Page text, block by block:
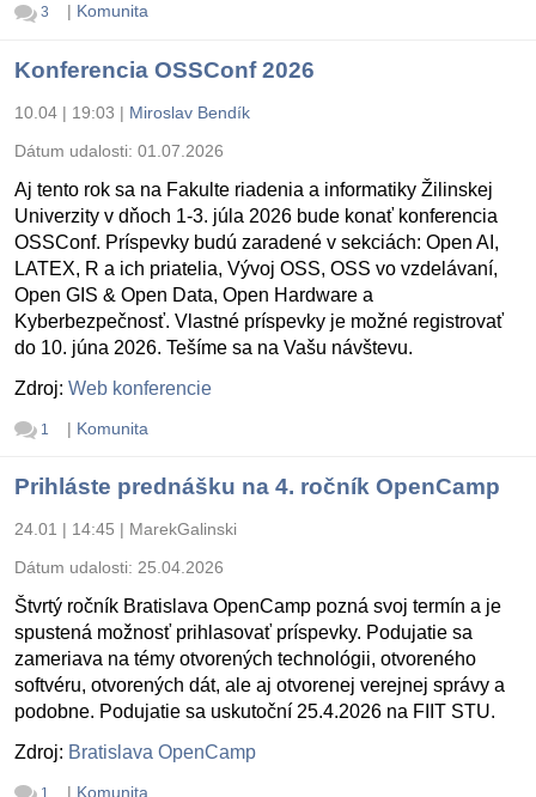
3 | Komunita
Konferencia OSSConf 2026
10.04 | 19:03 | Miroslav Bendík
Dátum udalosti: 01.07.2026
Aj tento rok sa na Fakulte riadenia a informatiky Žilinskej
Univerzity v dňoch 1-3. júla 2026 bude konať konferencia
OSSConf. Príspevky budú zaradené v sekciách: Open AI,
LATEX, R a ich priatelia, Vývoj OSS, OSS vo vzdelávaní,
Open GIS & Open Data, Open Hardware a
Kyberbezpečnosť. Vlastné príspevky je možné registrovať
do 10. júna 2026. Tešíme sa na Vašu návštevu.
Zdroj: Web konferencie
1 | Komunita
Prihláste prednášku na 4. ročník OpenCamp
24.01 | 14:45 | MarekGalinski
Dátum udalosti: 25.04.2026
Štvrtý ročník Bratislava OpenCamp pozná svoj termín a je
spustená možnosť prihlasovať príspevky. Podujatie sa
zameriava na témy otvorených technológii, otvoreného
softvéru, otvorených dát, ale aj otvorenej verejnej správy a
podobne. Podujatie sa uskutoční 25.4.2026 na FIIT STU.
Zdroj: Bratislava OpenCamp
1 | Komunita